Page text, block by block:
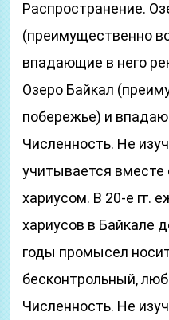
Распространение.
(преимущественно
впадающие в него
Озеро Байкал
побережье) и
Численность. Не
учитывается
хариусом. В 20-е гг.
хариусов в Байкале
годы промысел
бесконтрольный,
Численность. Не